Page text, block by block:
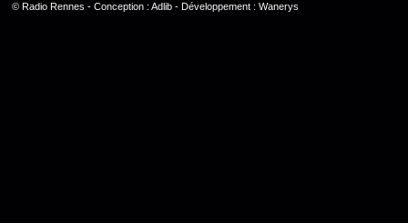
© Radio Rennes - Conception : Adlib- Développement : Wanerys